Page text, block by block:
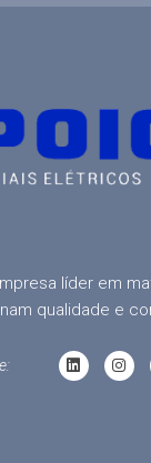
líder em
qualidade e